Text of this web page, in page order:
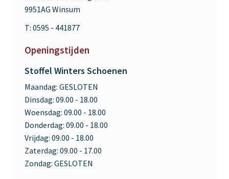
9951AG Winsum
T: 0595 - 441877
Openingstijden
Stoffel Winters Schoenen
Maandag: GESLOTEN
Dinsdag: 09.00 - 18.00
Woensdag: 09.00 - 18.00
Donderdag: 09.00 - 18.00
Vrijdag: 09.00 - 18.00
Zaterdag: 09.00 - 17.00
Zondag: GESLOTEN